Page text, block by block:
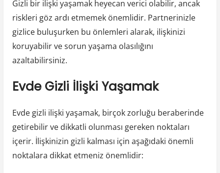
Gizli bir ilişki yaşamak heyecan verici olabilir, ancak
riskleri göz ardı etmemek önemlidir. Partnerinizle
gizlice buluşurken bu önlemleri alarak, ilişkinizi
koruyabilir ve sorun yaşama olasılığını
azaltabilirsiniz.
Evde Gizli İlişki Yaşamak
Evde gizli ilişki yaşamak, birçok zorluğu beraberinde
getirebilir ve dikkatli olunması gereken noktaları
içerir. İlişkinizin gizli kalması için aşağıdaki önemli
noktalara dikkat etmeniz önemlidir: